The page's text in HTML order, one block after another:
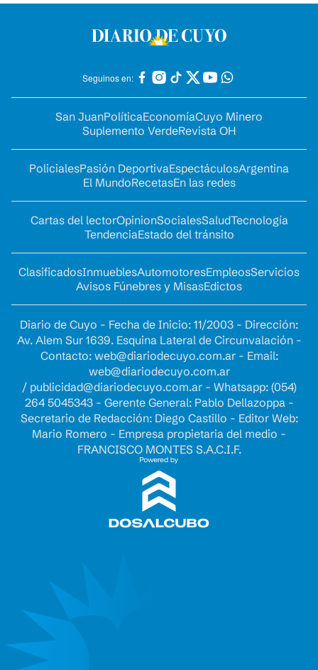
Seguinos en:
San JuanPolíticaEconomíaCuyo Minero
Suplemento VerdeRevista OH
PolicialesPasión DeportivaEspectáculosArgentina
El MundoRecetasEn las redes
Cartas del lectorOpinionSocialesSaludTecnología
TendenciaEstado del tránsito
ClasificadosInmueblesAutomotoresEmpleosServicios
Avisos Fúnebres y MisasEdictos
Diario de Cuyo - Fecha de Inicio: 11/2003 - Dirección:
Av. Alem Sur 1639. Esquina Lateral de Circunvalación -
Contacto: web@diariodecuyo.com.ar- Email:
web@diariodecuyo.com.ar
/ publicidad@diariodecuyo.com.ar- Whatsapp: (054)
264 5045343 - Gerente General: Pablo Dellazoppa -
Secretario de Redacción: Diego Castillo - Editor Web:
Mario Romero - Empresa propietaria del medio -
FRANCISCO MONTES S.A.C.I.F.